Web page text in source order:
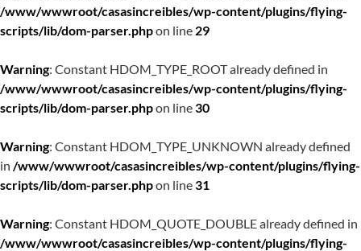
/www/wwwroot/casasincreibles/wp-content/plugins/flying-
scripts/lib/dom-parser.phpon line 29
Warning: Constant HDOM_TYPE_ROOT already defined in
/www/wwwroot/casasincreibles/wp-content/plugins/flying-
scripts/lib/dom-parser.phpon line30
Warning: Constant HDOM_TYPE_UNKNOWN already defined
in /www/wwwroot/casasincreibles/wp-content/plugins/flying-
scripts/lib/dom-parser.phpon line31
Warning: Constant HDOM_QUOTE_DOUBLE already defined in
/www/wwwroot/casasincreibles/wp-content/plugins/flying-